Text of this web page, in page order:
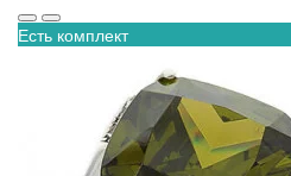
Есть комплект